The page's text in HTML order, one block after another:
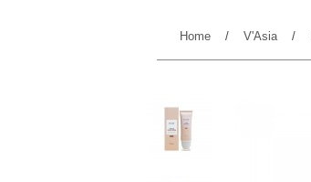
Home / V'Asia /